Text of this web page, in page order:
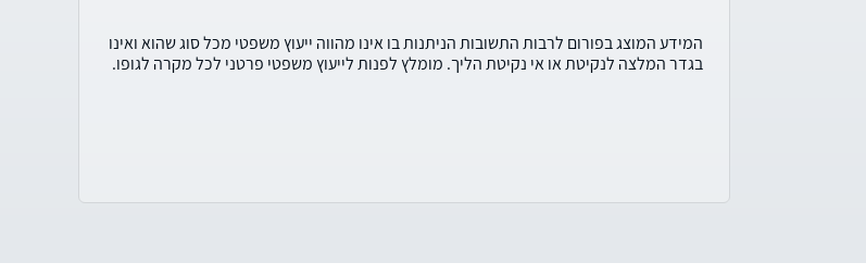
המידע המוצג בפורום לרבות התשובות הניתנות בו אינו מהווה ייעוץ משפטי מכל סוג שהוא ואינו
בגדר המלצה לנקיטת או אי נקיטת הליך. מומלץ לפנות לייעוץ משפטי פרטני לכל מקרה לגופו.